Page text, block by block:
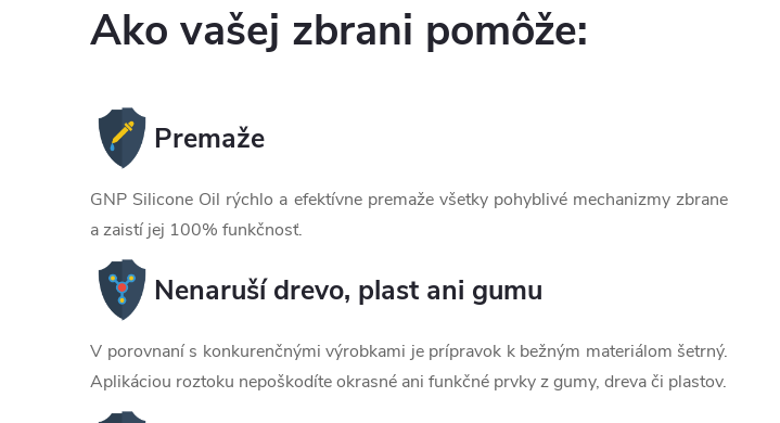
Ako vašej zbrani pomôže:
Premaže
GNP Silicone Oil rýchlo a efektívne premaže všetky pohyblivé mechanizmy zbrane
a zaistí jej 100% funkčnosť.
Nenaruší drevo, plast ani gumu
V porovnaní s konkurenčnými výrobkami je prípravok k bežným materiálom šetrný.
Aplikáciou roztoku nepoškodíte okrasné ani funkčné prvky z gumy, dreva či plastov.